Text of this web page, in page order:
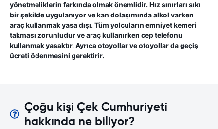
yönetmeliklerin farkında olmak önemlidir. Hız sınırları sıkı
bir şekilde uygulanıyor ve kan dolaşımında alkol varken
araç kullanmak yasa dışı. Tüm yolcuların emniyet kemeri
takması zorunludur ve araç kullanırken cep telefonu
kullanmak yasaktır. Ayrıca otoyollar ve otoyollar da geçiş
ücreti ödenmesini gerektirir.
Çoğu kişi Çek Cumhuriyeti
hakkında ne biliyor?